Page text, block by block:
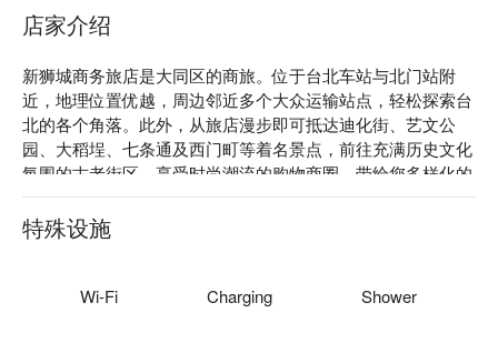
店家介绍
新狮城商务旅店是大同区的商旅。位于台北车站与北门站附
近，地理位置优越，周边邻近多个大众运输站点，轻松探索台
北的各个角落。此外，从旅店漫步即可抵达迪化街、艺文公
园、大稻埕、七条通及西门町等着名景点，前往充满历史文化
氛围的古老街区，享受时尚潮流的购物商圈，带给您多样化的
体验。
新狮城商务旅店评价：网友好评推荐
新狮城商务旅店推荐：各式房型明亮干净，设备齐全，提供舒
还是商务出差，便利的交通和丰富娱乐选择皆能满足您的需
特殊设施
Wi-Fi Charging Shower